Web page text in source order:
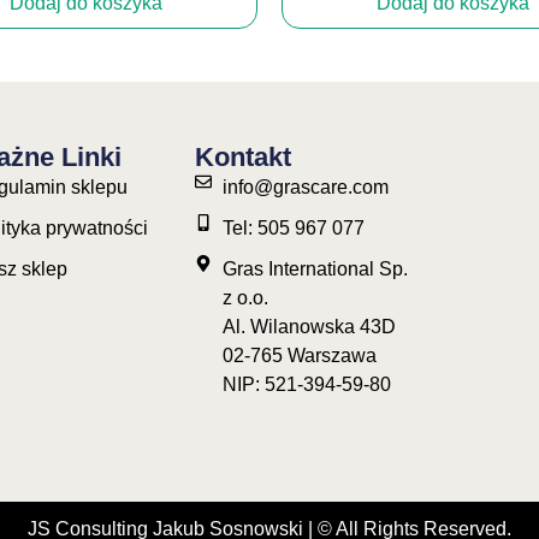
Linki
sklepu
prywatności
sklep
Kontakt
info@grascare.com
Tel: 505 967 077
Gras International Sp.
z o.o.
Al. Wilanowska 43D
02-765 Warszawa
NIP: 521-394-59-80
JS Consulting Jakub Sosnowski | © All Rights Reserved.